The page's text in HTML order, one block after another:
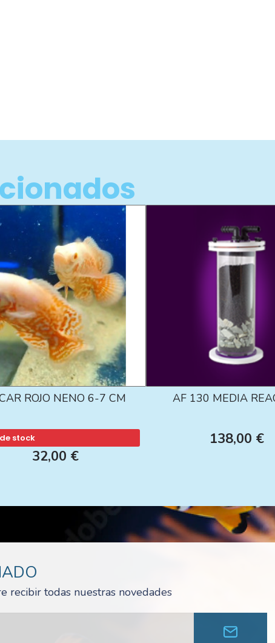
ROJO NENO 6-7 CM
stock
32,00 €
AF 130 MEDIA
138,00 €
recibir todas nuestras novedades